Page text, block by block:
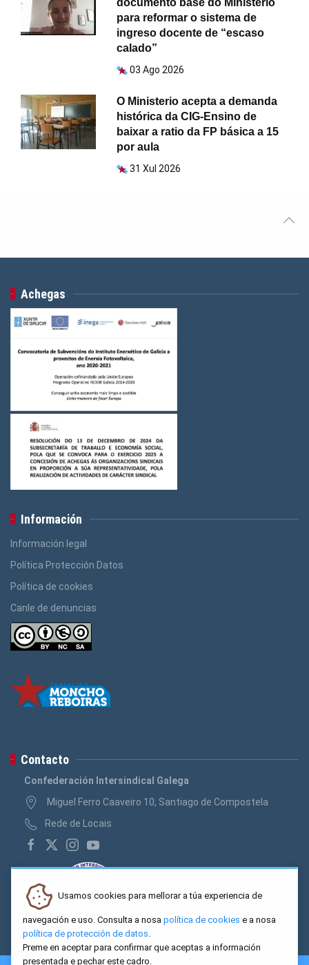
documento base do Ministerio
para reformar o sistema de
ingreso docente de “escaso
calado”
03 Ago 2026
O Ministerio acepta a demanda
histórica da CIG-Ensino de
baixar a ratio da FP básica a 15
por aula
31 Xul 2026
Achegas
Información
Información legal
Política Protección Datos
Política de cookies
Canle de denuncias
Contacto
Confederación Intersindical Galega
Miguel Ferro Caaveiro 10, Santiago de Compostela
Rede de Locais
Usamos cookies para mellorar a túa experiencia de
navegación e uso. Consulta a nosa política de cookies e a nosa
política de protección de datos.
Preme en aceptar para confirmar que aceptas a información
presentada e pechar este cadro.